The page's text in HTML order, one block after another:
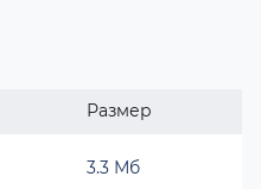
Размер
3.3 Мб